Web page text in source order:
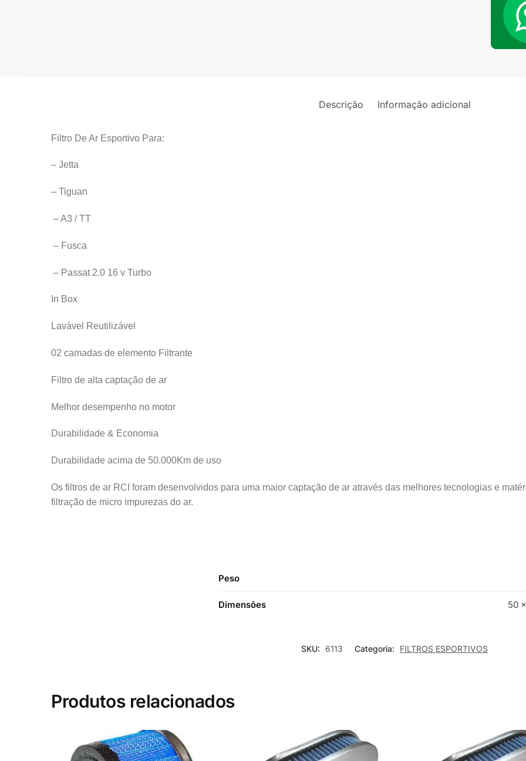
TT
Descrição Informação adicional
Filtro De Ar Esportivo Para:
– Jetta
– Tiguan
– A3 / TT
– Fusca
– Passat 2.0 16 v Turbo
In Box
Lavável Reutilizável
02 camadas de elemento Filtrante
Filtro de alta captação de ar
Melhor desempenho no motor
Durabilidade & Economia
Durabilidade acima de 50.000Km de uso
Os filtros de ar RCI foram desenvolvidos para uma maior captação de ar através das melhores tecnologias e
filtração de micro impurezas do ar.
Peso
Dimensões 50
SKU: 6113 Categoria: FILTROS ESPORTIVOS
Produtos relacionados